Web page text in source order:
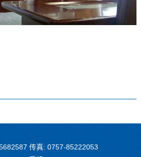
传真: 0757-85222053